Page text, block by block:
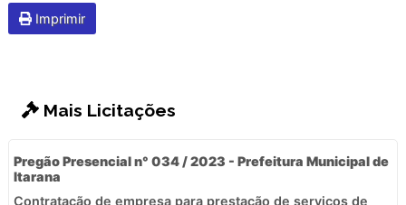
Imprimir
Mais Licitações
Pregão Presencial n° 034 / 2023 - Prefeitura Municipal de
Itarana
Contratação de empresa para prestação de serviços de